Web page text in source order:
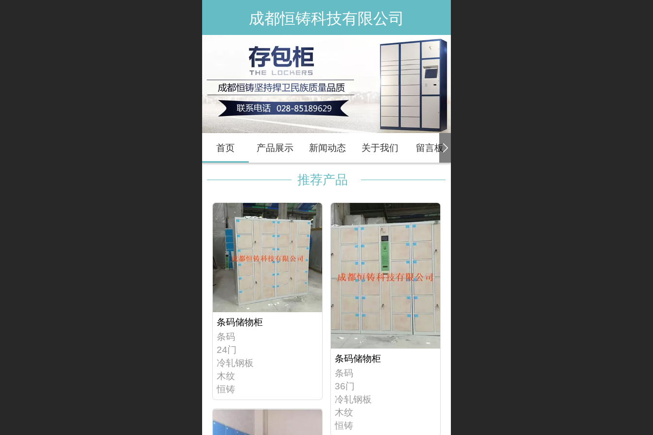
成都恒铸科技有限公司
首页 产品展示 新闻动态 关于我们 留言板
推荐产品
条码储物柜
条码
24门
冷轧钢板
木纹
恒铸
条码储物柜
条码
36门
冷轧钢板
木纹
恒铸